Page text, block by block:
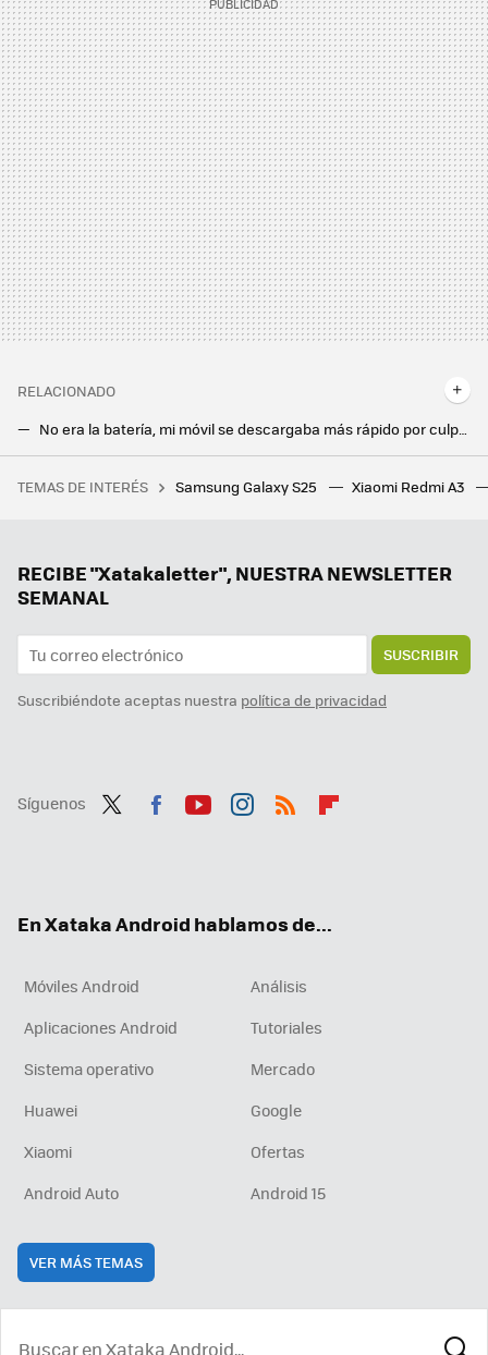
RELACIONADO
A todos nos ha pasado: conectas el cargador y el móvil no carga. Así lo he solucionado en menos de 1 minuto
¿Es recomendable apagar o reiniciar mi móvil cada día? Si quieres conservar la salud de tu teléfono, evita esta práctica y sigue nuestros consejos
TEMAS DE INTERÉS Samsung Galaxy S25 Xiaomi Redmi A3
RECIBE "Xatakaletter", NUESTRA NEWSLETTER
SEMANAL
SUSCRIBIR
Suscribiéndote aceptas nuestra política de privacidad
Síguenos
En Xataka Android hablamos de...
Móviles Android
Análisis
Aplicaciones Android
Tutoriales
Sistema operativo
Mercado
Huawei
Google
Xiaomi
Ofertas
Android Auto
Android 15
VER MÁS TEMAS